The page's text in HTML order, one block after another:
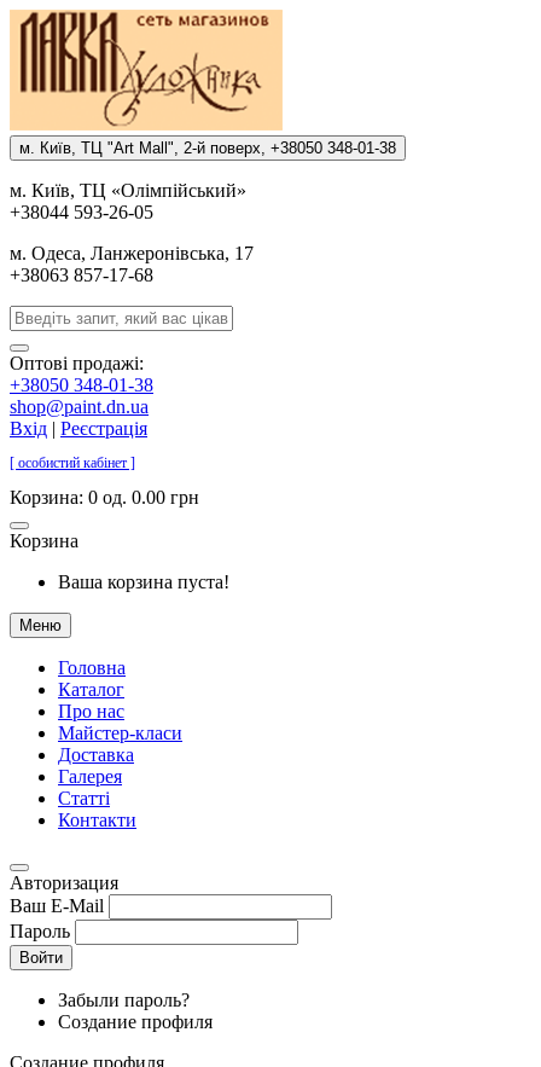
м. Киïв, ТЦ "Art Mall", 2-й поверх, +38050 348-01-38
м. Киïв, ТЦ «Олiмпiйський»
+38044 593-26-05
м. Одеса, Ланжеронiвська, 17
+38063 857-17-68
Оптові продажі:
+38050 348-01-38
shop@paint.dn.ua
Вхід | Реєстрація
[ особистий кабінет ]
Корзина: 0 од. 0.00 грн
Корзина
Ваша корзина пуста!
Меню
Головна
Каталог
Про нас
Майстер-класи
Доставка
Галерея
Статтi
Контакти
Авторизация
Ваш E-Mail
Пароль
Войти
Забыли пароль?
Создание профиля
Создание профиля